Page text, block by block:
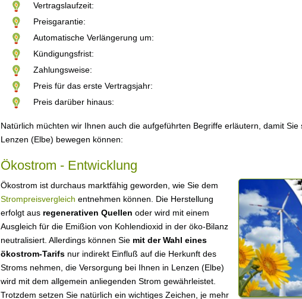
Vertragslaufzeit:
Preisgarantie:
Automatische Verlängerung um:
Kündigungsfrist:
Zahlungsweise:
Preis für das erste Vertragsjahr:
Preis darüber hinaus:
Natürlich müchten wir Ihnen auch die aufgeführten Begriffe erläutern, damit Sie
Lenzen (Elbe) bewegen können:
Ökostrom - Entwicklung
Ökostrom ist durchaus marktfähig geworden, wie Sie dem
Strompreisvergleich entnehmen können. Die Herstellung
erfolgt aus regenerativen Quellen oder wird mit einem
Ausgleich für die Emißion von Kohlendioxid in der öko-Bilanz
neutralisiert. Allerdings können Sie mit der Wahl eines
ökostrom-Tarifs nur indirekt Einfluß auf die Herkunft des
Stroms nehmen, die Versorgung bei Ihnen in Lenzen (Elbe)
wird mit dem allgemein anliegenden Strom gewährleistet.
Trotzdem setzen Sie natürlich ein wichtiges Zeichen, je mehr